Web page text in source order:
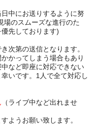
中にお送りするように努
場のスムーズな進行のた
先しております)
次第の送信となります。
かってしまう場合もあり
など即座に対応できない
いです。1人で全て対応し
（ライブ中など出れませ
ようお願い致します。